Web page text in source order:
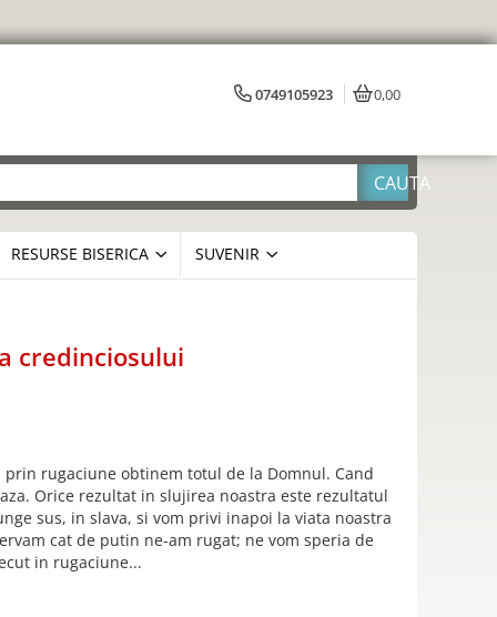
0749105923 0,00
RESURSE BISERICA SUVENIR
credinciosului
rugaciune obtinem totul de la Domnul. Cand
Orice rezultat in slujirea noastra este rezultatul
sus, in slava, si vom privi inapoi la viata noastra
cat de putin ne-am rugat; ne vom speria de
in rugaciune...